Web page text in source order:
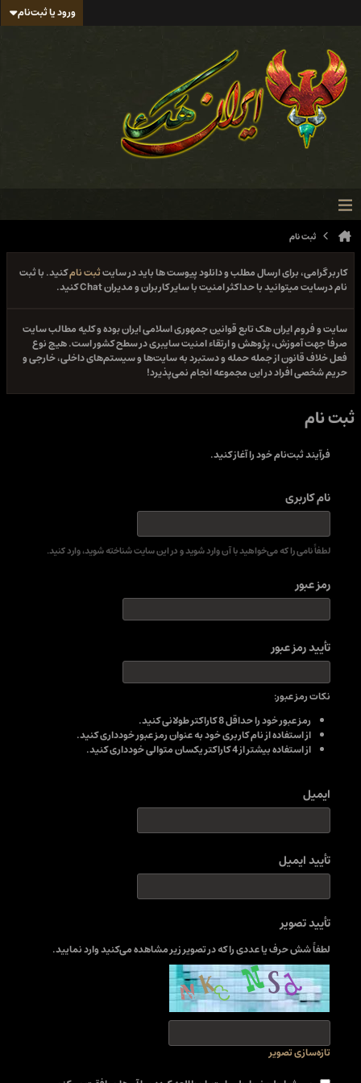
ورود یا ثبت‌نام
ثبت نام
کاربر گرامی، برای ارسال مطلب و دانلود پیوست ها باید در سایتثبت نامکنید. با ثبت
نام درسایت میتوانید با حداکثر امنیت با سایر کاربران و مدیران Chat کنید.
سایت و فروم ایران هک تابع قوانین جمهوری اسلامی ایران بوده و کلیه مطالب سایت
صرفا جهت آموزش، پژوهش و ارتقاء امنیت سایبری در سطح کشور است. هیچ نوع
فعل خلاف قانون از جمله حمله و دستبرد به سایت‌ها و سیستم‌های داخلی، خارجی و
حریم شخصی افراد در این مجموعه انجام نمی‌پذیرد!
ثبت نام
فرآیند ثبت‌نام خود را آغاز کنید.
نام کاربری
لطفاً نامی را که می‌خواهید با آن وارد شوید و در این سایت شناخته شوید، وارد کنید.
رمز عبور
تأیید رمز عبور
نکات رمز عبور:
رمز عبور خود را حداقل 8 کاراکتر طولانی کنید.
از استفاده از نام کاربری خود به عنوان رمز عبور خودداری کنید.
از استفاده بیشتر از 4 کاراکتر یکسان متوالی خودداری کنید.
ایمیل
تأیید ایمیل
تأیید تصویر
لطفاً شش حرف یا عددی را که در تصویر زیر مشاهده می‌کنید وارد نمایید.
تازه‌سازی تصویر